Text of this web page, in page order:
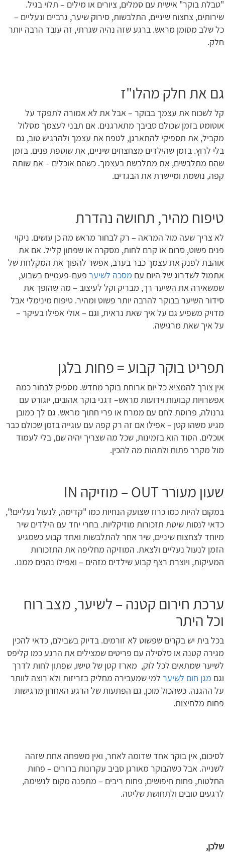
"טבלת בוקר" אישית עם סמלים, ציורים או מילים – תלוי בגיל.
שירותים, צחצוח שיניים, התלבשות, סירוק שיער, גרביים ונעליים –
כל שלב מסומן מראש. ברגע שזה נהיה שגרתי, זה עובד הרבה יותר
חלק.
גם את חלק מהלו"ז
קל לשכוח את עצמך בבוקר – אבל את לא אמורה לתפקד על
אוטומט בזמן שכולם סביבך מתארגנים. אם תבני לעצמך מסלול
מקביל, את תספיקי להתארגן, לטפח את עצמך ולהרגיש טוב, גם
בלי לרוץ. בזמן שהילדים מצחצחים שיניים, את שוטפת פנים. בזמן
שהם מתלבשים, את מתלבשת בעצמך. כשהם אוכלים – את שותה
קפה, נושמת ומיישרת את הבגדים.
טיפוח מהיר, תחושה נהדרת
לא צריך שעה מול המראה – רק לבחור מראש מה כן עושים. ניקוי
פנים פשוט, סרום או קרם לחות, מסקרה או שפתון קליל. אם את
אוהבת לפנק את עצמך כבר בערב, אפשר להפוך את המקלחת של
אתמול לשדרוג של היום עם מסכה לשיער פעם-פעמיים בשבוע,
שמשאירה את השיער רך, מבריק וקל לעיצוב – מה שהופך את
סידור השיער בבוקר להרבה יותר פשוט ומהיר. טיפוח מינימלי אבל
מדויק משפיע גם על איך שאת נראית, וגם – אולי אפילו בעיקר –
על איך שאת מרגישה.
תפריט בוקר קבוע = פחות בלגן
אין צורך להמציא כל יום ארוחת בוקר מחדש. מספיק לבחור כמה
אפשרויות קבועות וידועות מראש– דגני בוקר אהובים, יוגורט עם
גרנולה, פרוסת לחם עם ממרח או פרי חתוך מראש. גם לך כמובן
מגיע משהו קטן – אפילו אם זה רק קפה עם עוגייה בזמן שכולם כבר
אוכלים. הסוד הוא בזמינות, שכל מה שצריך יהיה שם, בלי לעמוד
מול מקרר פתוח ולתהות מה להכין.
שעון מעורר OUT – מוזיקה IN
במקום להיות כמו כרוז שצועק הנחיות כמו "קדימה, לנעול נעליים!",
כדאי לנסות שיטת תזכורות מוזיקליות. בחרי יחד עם הילדים שיר
מיוחד לצחצוח שיניים, שיר אחר להתלבשות ואחד קבוע כשמגיע
הזמן לנעול נעליים ולצאת. המוזיקה מחליפה את התזכורות
המעיקות, ויוצרת רצף קבוע שילדים מזהים – ואפילו נהנים ממנו.
ערכת חירום קטנה – לשיער, מצב רוח
וכל היתר
בכל בית יש בקרים שפשוט לא זורמים. בדיוק בשבילם, כדאי להכין
מגירה קטנה או סלסילה עם פריטים שמצילים את הרגע כמו קליפס
לשיער שמתאים לכל לוק, מארז קטן של טישו, שפתון לחות לדרך
וגם מגן חום לשיער למי שמעבירה מחליק בזריזות ולא רוצה לוותר
על ההגנה. כשהכול מוכן, גם הפתעות של הרגע האחרון מרגישות
פחות מלחיצות.
לסיכום, אין בוקר אחד שדומה לאחר, ואין משפחה אחת שזהה
לשנייה. אבל כשהבוקר מאורגן סביב עקרונות ברורים – פחות
החלטות, פחות חיפושים, פחות ריבים – מתפנה מקום לנשימה,
לרגעים טובים ולתחושת שליטה.
שלכן,